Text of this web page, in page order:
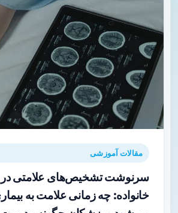
مقالات آموزشی
سرنوشت تشخیص‌های علامتی
خانواده: چه زمانی علامت به